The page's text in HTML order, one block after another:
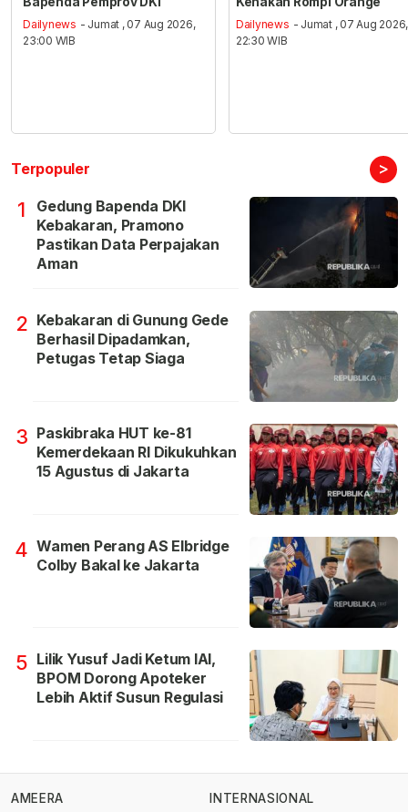
Dailynews - Jumat , 07 Aug 2026,
23:00 WIB
Dailynews - Jumat , 07 Aug 2026,
22:30 WIB
Terpopuler >
1
Gedung Bapenda DKI
Kebakaran, Pramono
Pastikan Data Perpajakan
Aman
2 Kebakaran di Gunung Gede
Berhasil Dipadamkan,
Petugas Tetap Siaga
3 Paskibraka HUT ke-81
Kemerdekaan RI Dikukuhkan
15 Agustus di Jakarta
4 Wamen Perang AS Elbridge
Colby Bakal ke Jakarta
5 Lilik Yusuf Jadi Ketum IAI,
BPOM Dorong Apoteker
Lebih Aktif Susun Regulasi
AMEERA INTERNASIONAL